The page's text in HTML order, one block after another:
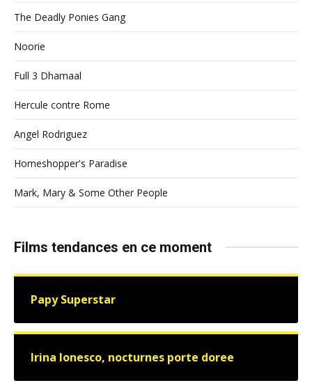
The Deadly Ponies Gang
Noorie
Full 3 Dhamaal
Hercule contre Rome
Angel Rodriguez
Homeshopper's Paradise
Mark, Mary & Some Other People
Films tendances en ce moment
Papy Superstar
Irina Ionesco, nocturnes porte doree